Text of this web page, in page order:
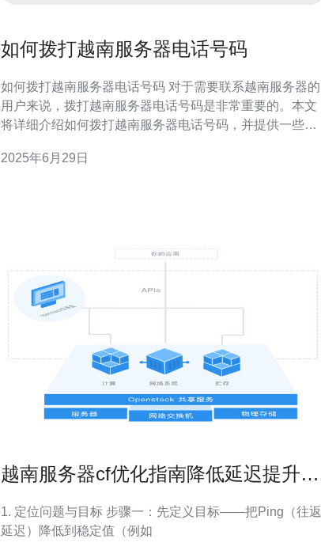
如何拨打越南服务器电话号码
如何拨打越南服务器电话号码 对于需要联系越南服务器的
用户来说，拨打越南服务器电话号码是非常重要的。本文
将详细介绍如何拨打越南服务器电话号码，并提供一些注
常，您可以在越南服务器的官方网站或客户服务部门找到
2025年6月29日
越南服务器cf优化指南降低延迟提升射
1. 定位问题与目标 步骤一：先定义目标——把Ping（往返
延迟）降低到稳定值（例如